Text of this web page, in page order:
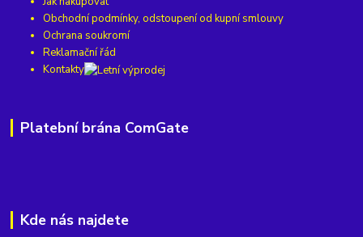
Obchodní podmínky, odstoupení od kupní smlouvy
Ochrana soukromí
Reklamační řád
Kontakty
Platební brána ComGate
Kde nás najdete